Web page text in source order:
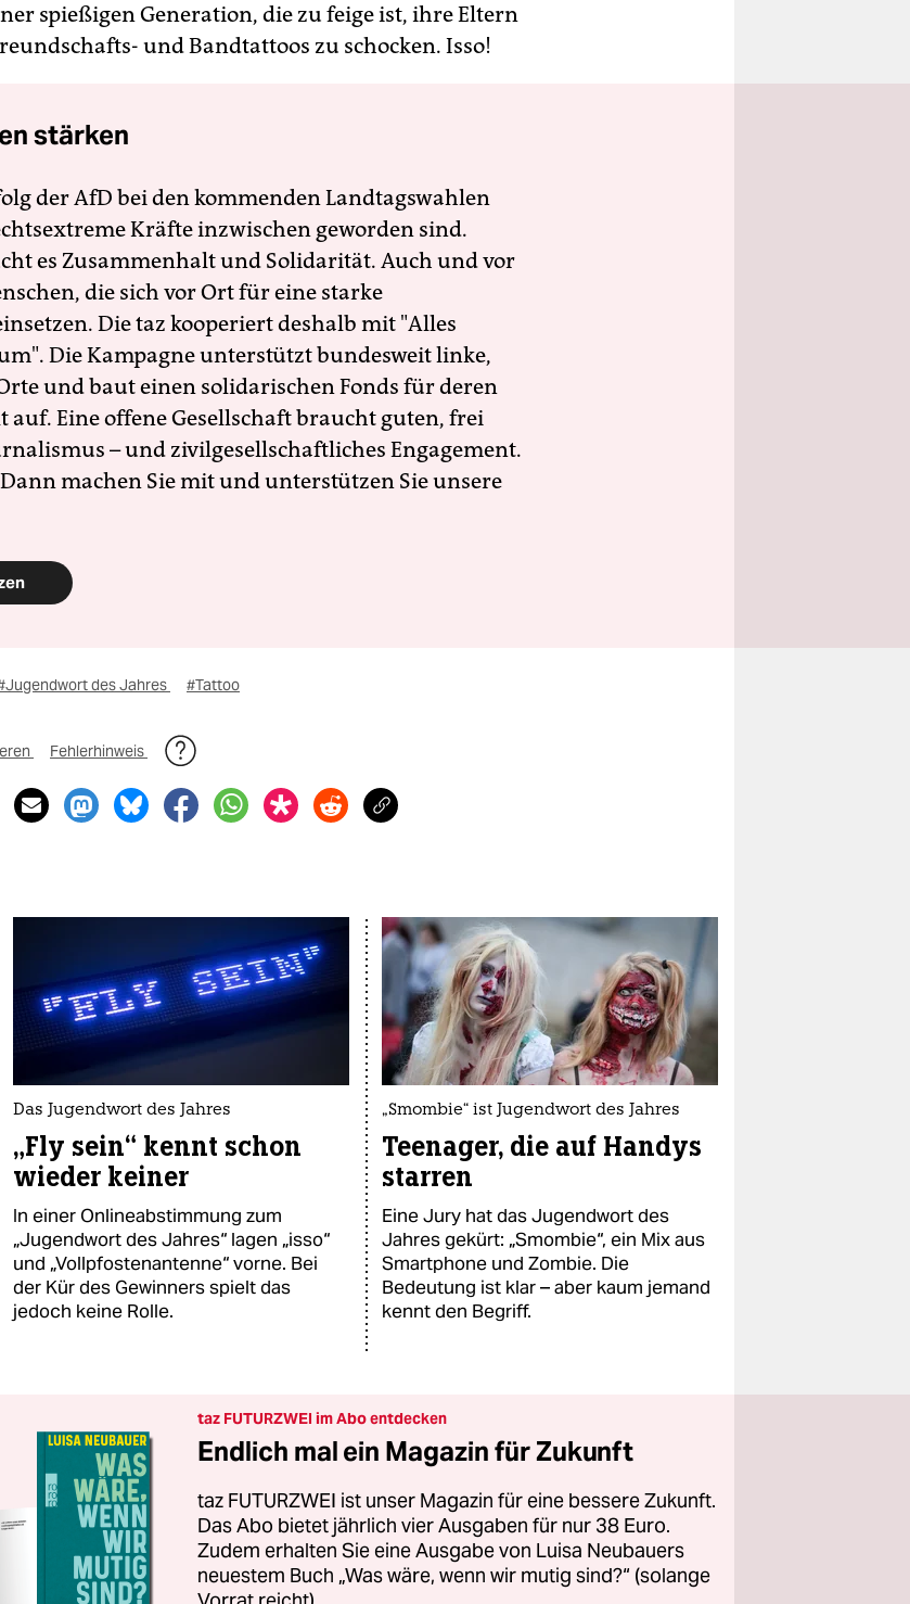
spießigen Generation, die zu feige ist, ihre Eltern
und Bandtattoos zu schocken. Isso!
stärken
der AfD bei den kommenden Landtagswahlen
Kräfte inzwischen geworden sind.
es Zusammenhalt und Solidarität. Auch und vor
die sich vor Ort für eine starke
Die taz kooperiert deshalb mit "Alles
Die Kampagne unterstützt bundesweit linke,
und baut einen solidarischen Fonds für deren
auf. Eine offene Gesellschaft braucht guten, frei
– und zivilgesellschaftliches Engagement.
machen Sie mit und unterstützen Sie unsere
des Jahres #Tattoo
Fehlerhinweis
Das Jugendwort des Jahres
„Fly sein“ kennt schon
wieder keiner
In einer Onlineabstimmung zum
„Jugendwort des Jahres“ lagen „isso“
und „Vollpfostenantenne“ vorne. Bei
der Kür des Gewinners spielt das
jedoch keine Rolle.
„Smombie“ ist Jugendwort des Jahres
Teenager, die auf Handys
starren
Eine Jury hat das Jugendwort des
Jahres gekürt: „Smombie“, ein Mix aus
Smartphone und Zombie. Die
Bedeutung ist klar – aber kaum jemand
kennt den Begriff.
taz FUTURZWEI im Abo entdecken
Endlich mal ein Magazin für Zukunft
taz FUTURZWEI ist unser Magazin für eine bessere Zukunft.
Das Abo bietet jährlich vier Ausgaben für nur 38 Euro.
Zudem erhalten Sie eine Ausgabe von Luisa Neubauers
neuestem Buch „Was wäre, wenn wir mutig sind?“ (solange